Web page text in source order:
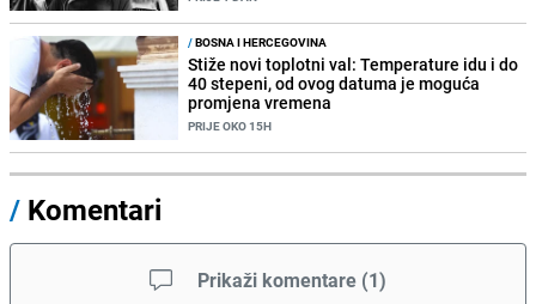
/BOSNA I HERCEGOVINA
Stiže novi toplotni val: Temperature idu i do
40 stepeni, od ovog datuma je moguća
promjena vremena
PRIJE OKO 15H
/ Komentari
Prikaži komentare (1)